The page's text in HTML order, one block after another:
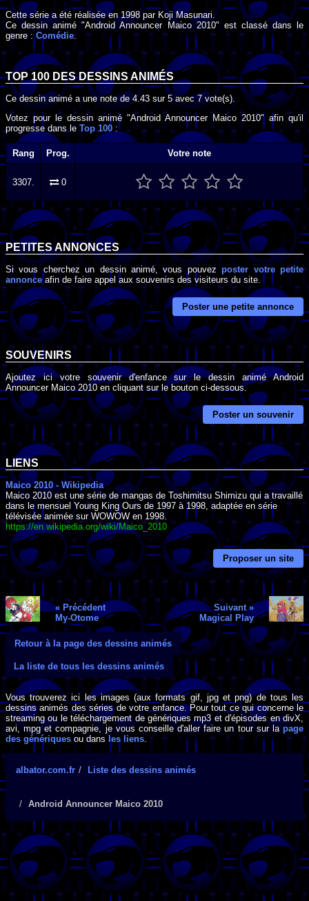
Cette série a été réalisée en1998par Koji Masunari.
Ce dessin animé "Android Announcer Maico 2010" est classé dans le
genre :Comédie.
TOP 100 DESDESSINS ANIMÉS
Ce dessin animé a une note de 4.43 sur5avec7vote(s).
Votez pour le dessin animé "Android Announcer Maico 2010" afin qu'il
progresse dans leTop 100 :
Rang Prog. Votre note
3307. 0
PETITES ANNONCES
Si vous cherchez un dessin animé, vous pouvezposter votre petite
annonceafin de faire appel aux souvenirs des visiteurs du site.
Poster une petite annonce
SOUVENIRS
Ajoutez ici votre souvenir d'enfance sur le dessin animé Android
Announcer Maico 2010 en cliquant sur le bouton ci-dessous.
Poster un souvenir
LIENS
Maico 2010 - Wikipedia
Maico 2010 est une série de mangas de Toshimitsu Shimizu qui a travaillé
dans le mensuel Young King Ours de 1997 à 1998, adaptée en série
télévisée animée sur WOWOW en 1998.
https://en.wikipedia.org/wiki/Maico_2010
Proposer un site
« Précédent
My-Otome
Suivant »
Magical Play
Retour à la page des dessins animés
La liste de tous les dessins animés
Vous trouverez ici les images (aux formats gif, jpg et png) de tous les
dessins animés des séries de votre enfance. Pour tout ce qui concerne le
streaming ou le téléchargement de génériques mp3 et d'épisodes en divX,
avi, mpg et compagnie, je vous conseille d'aller faire un tour sur lapage
des génériques ou dans les liens
albator.com.fr Liste des dessins animés
Android Announcer Maico 2010